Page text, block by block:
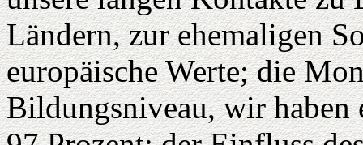
Ländern, zur ehemaligen
europäische Werte; die
Bildungsniveau, wir haben